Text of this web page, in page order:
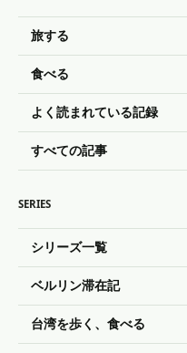
旅する
食べる
よく読まれている記録
すべての記事
SERIES
シリーズ一覧
ベルリン滞在記
台湾を歩く、食べる